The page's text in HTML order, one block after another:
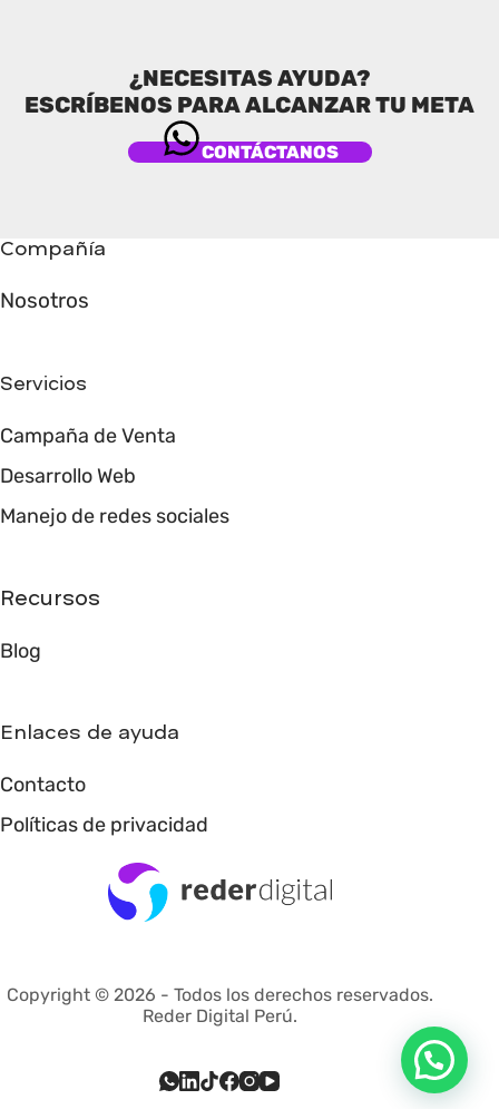
¿NECESITAS AYUDA?
ESCRÍBENOS PARA ALCANZAR TU META
CONTÁCTANOS
Compañía
Nosotros
Servicios
Campaña de Venta
Desarrollo Web
Manejo de redes sociales
Recursos
Blog
Enlaces de ayuda
Contacto
Políticas de privacidad
Copyright © 2026 - Todos los derechos reservados.
Reder Digital Perú.